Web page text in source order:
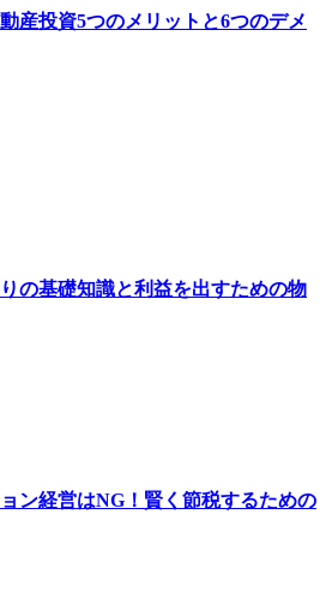
産投資5つのメリットと6つのデメ
の基礎知識と利益を出すための物
ン経営はNG！賢く節税するための